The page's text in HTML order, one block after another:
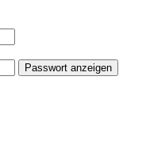
Passwort anzeigen